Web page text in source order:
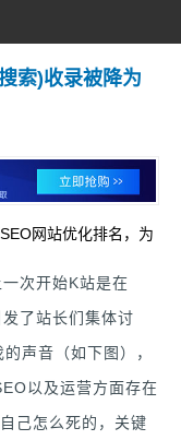
索)收录被降为
网站优化排名，为
次开始K站是在
了站长们集体讨
声音（如下图），
以及运营方面存在
己怎么死的，关键